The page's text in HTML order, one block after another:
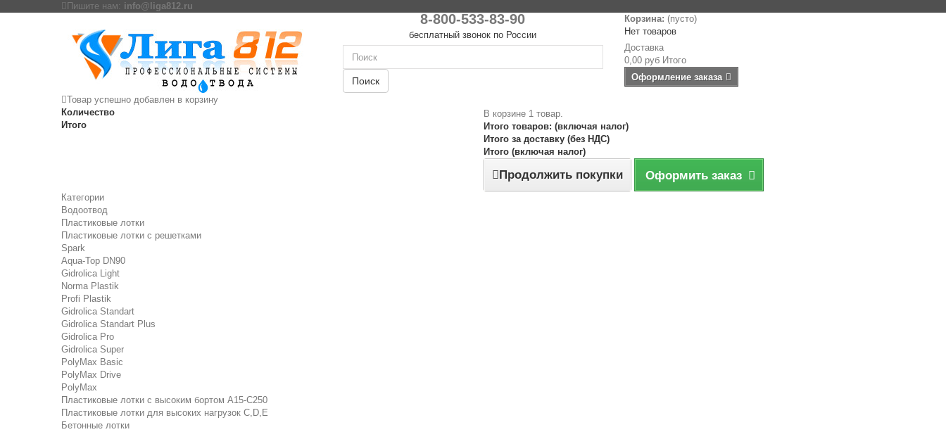
Пишите нам: info@liga812.ru
8-800-533-83-90
бесплатный звонок по России
Поиск
Корзина: (пусто)
Нет товаров
Доставка
0,00 руб Итого
Оформление заказа
Товар успешно добавлен в корзину
Количество
Итого
В корзине 1 товар.
Итого товаров: (включая налог)
Итого за доставку (без НДС)
Итого (включая налог)
Продолжить покупки Оформить заказ
Категории
Водоотвод
Пластиковые лотки
Пластиковые лотки с решетками
Spark
Aqua-Top DN90
Gidrolica Light
Norma Plastik
Profi Plastik
Gidrolica Standart
Gidrolica Standart Plus
Gidrolica Pro
Gidrolica Super
PolyMax Basic
PolyMax Drive
PolyMax
Пластиковые лотки с высоким бортом А15-C250
Пластиковые лотки для высоких нагрузок C,D,E
Бетонные лотки